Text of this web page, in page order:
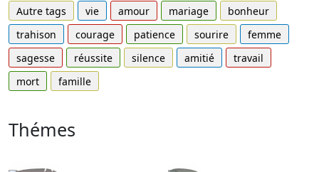
Autre tags vie amour mariage
bonheur
trahison
courage patience sourire
femme
sagesse
réussite silence amitié
travail
mort
famille
Thémes
Autres